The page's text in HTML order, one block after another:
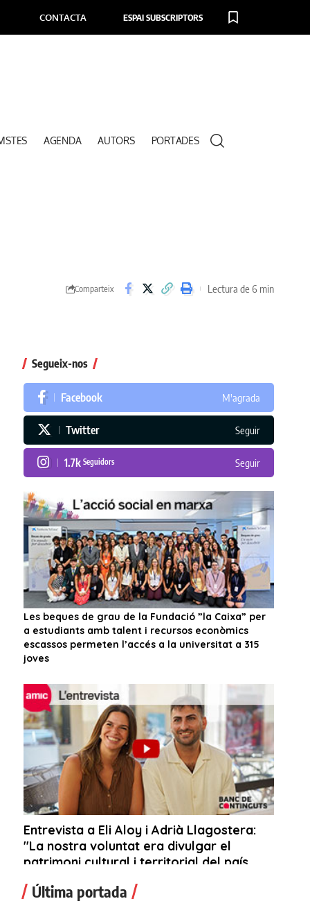
CONTACTA ESPAI SUBSCRIPTORS
AGENDA AUTORS PORTADES
Comparteix Lectura de 6 min
Segueix-nos
Facebook M'agrada
Twitter Seguir
1.7k Seguidors Seguir
Última portada